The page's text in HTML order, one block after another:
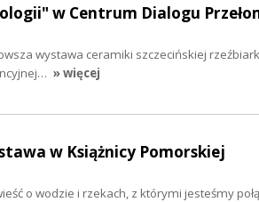
w Centrum Dialogu
wystawa ceramiki szczecińskiej
» więcej
w Książnicy Pomorskiej
o wodzie i rzekach, z którymi jesteśmy